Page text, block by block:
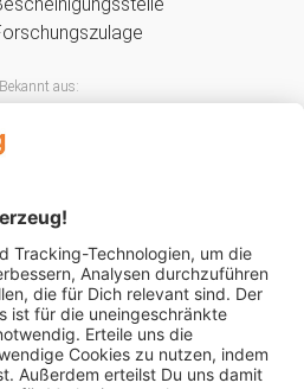
Bekannt aus:
Mitglied im: